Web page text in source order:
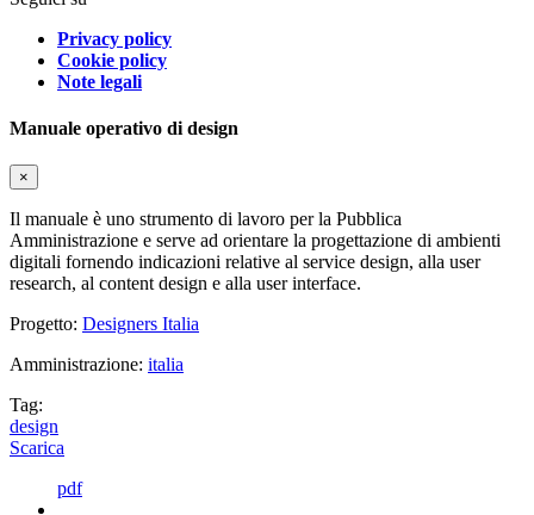
Privacy policy
Cookie policy
Note legali
Manuale operativo di design
×
Il manuale è uno strumento di lavoro per la Pubblica
Amministrazione e serve ad orientare la progettazione di ambienti
digitali fornendo indicazioni relative al service design, alla user
research, al content design e alla user interface.
Progetto: Designers Italia
Amministrazione: italia
Tag:
design
Scarica
pdf